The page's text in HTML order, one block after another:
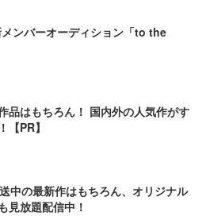
ンバーオーディション「to the
品はもちろん！ 国内外の人気作がす
【PR】
中の最新作はもちろん、オリジナル
見放題配信中！